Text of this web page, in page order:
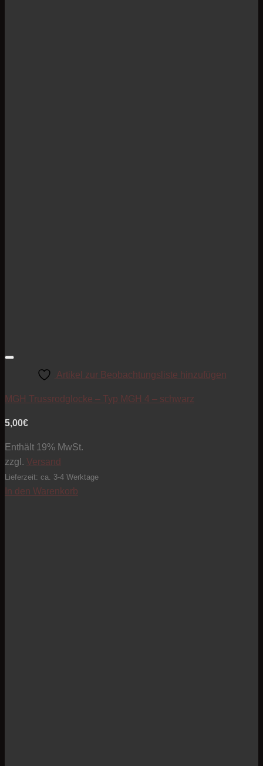
Artikel zur Beobachtungsliste hinzufügen
MGH Trussrodglocke – Typ MGH 4 – schwarz
5,00€
Enthält 19% MwSt.
zzgl. Versand
Lieferzeit: ca. 3-4 Werktage
In den Warenkorb